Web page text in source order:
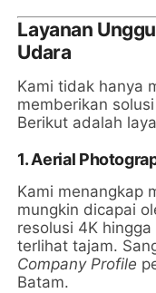
Layanan
Udara
Kami tidak hanya
memberikan
Berikut adalah
1. Aerial
Kami menangkap
mungkin dicapai
resolusi 4K
terlihat tajam.
Company Profile
Batam.